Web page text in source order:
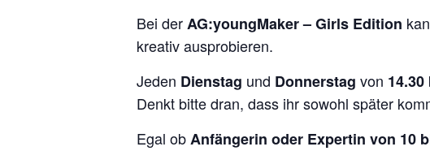
Bei derAG:youngMaker – Girls Edition
kreativ ausprobieren.
Jeden Dienstag und Donnerstag von
Denkt bitte dran, dass ihr sowohl später
Egal obAnfängerin oder Expertin von 10